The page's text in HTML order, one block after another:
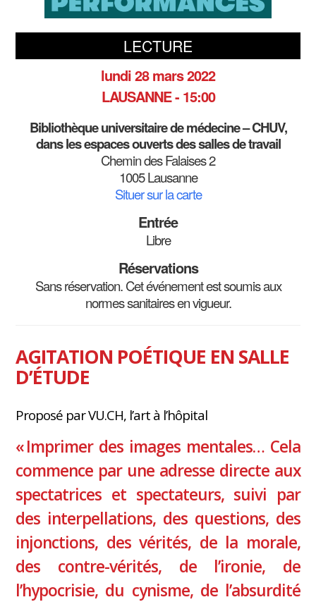
LECTURE
lundi 28 mars 2022
LAUSANNE - 15:00
Bibliothèque universitaire de médecine – CHUV,
dans les espaces ouverts des salles de travail
Chemin des Falaises 2
1005 Lausanne
Situer sur la carte
Entrée
Libre
Réservations
Sans réservation. Cet événement est soumis aux
normes sanitaires en vigueur.
AGITATION POÉTIQUE EN SALLE
D’ÉTUDE
Proposé par VU.CH, l’art à l’hôpital
« Imprimer des images mentales… Cela
commence par une adresse directe aux
spectatrices et spectateurs, suivi par
des interpellations, des questions, des
injonctions, des vérités, de la morale,
des contre-vérités, de l’ironie, de
l’hypocrisie, du cynisme, de l’absurdité